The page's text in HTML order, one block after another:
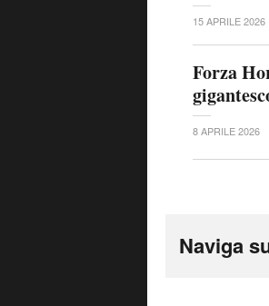
15 APRILE 2026
Forza
8 APRILE 2026
Naviga